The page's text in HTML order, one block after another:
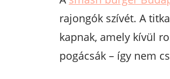
rajongók szívét. A
kapnak, amely kívül
pogácsák – így nem